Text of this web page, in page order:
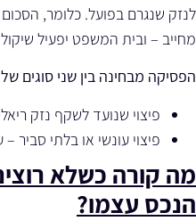
לנזק שנגרם בפועל. כלומר,
מחייב – ובית המשפט יפעיל
הפסיקה מבחינה בין שני סוגים
פיצוי שנועד לשקף נזק
פיצוי עונשי או בלתי סביר
מה קורה כשלא
הנכס עצמו?